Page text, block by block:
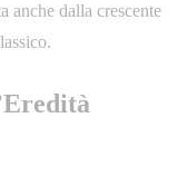
anche dalla crescente